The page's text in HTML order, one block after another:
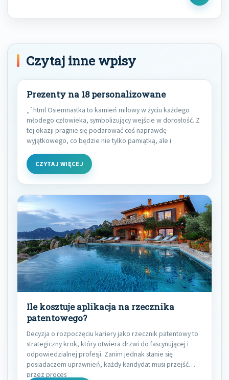
Post
Czytaj inne wpisy
Prezenty na 18 personalizowane
„`html Osiemnastka to kamień milowy w życiu każdego
młodego człowieka, symbolizujący wejście w dorosłość. Z
tej okazji pragnie się podarować coś naprawdę
wyjątkowego, co będzie nie tylko pamiątką, ale i
CZYTAJ WIĘCEJ
Ile kosztuje aplikacja na rzecznika
patentowego?
Decyzja o rozpoczęciu kariery jako rzecznik patentowy to
strategiczny krok, który otwiera drzwi do fascynującej i
odpowiedzialnej profesji. Zanim jednak stanie się
posiadaczem uprawnień, każdy kandydat musi przejść
przez proces